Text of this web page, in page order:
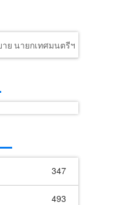
ย นายกเทศมนตรีฯ
347
493